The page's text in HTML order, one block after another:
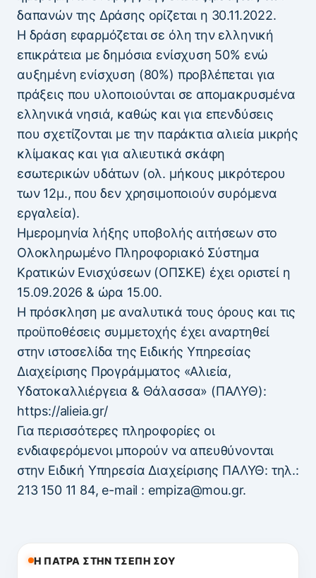
δαπανών της Δράσης ορίζεται η 30.11.2022.
Η δράση εφαρμόζεται σε όλη την ελληνική
επικράτεια με δημόσια ενίσχυση 50% ενώ
αυξημένη ενίσχυση (80%) προβλέπεται για
πράξεις που υλοποιούνται σε απομακρυσμένα
ελληνικά νησιά, καθώς και για επενδύσεις
που σχετίζονται με την παράκτια αλιεία μικρής
κλίμακας και για αλιευτικά σκάφη
εσωτερικών υδάτων (ολ. μήκους μικρότερου
των 12μ., που δεν χρησιμοποιούν συρόμενα
εργαλεία).
Ημερομηνία λήξης υποβολής αιτήσεων στο
Ολοκληρωμένο Πληροφοριακό Σύστημα
Κρατικών Ενισχύσεων (ΟΠΣΚΕ) έχει οριστεί η
15.09.2026 & ώρα 15.00.
Η πρόσκληση με αναλυτικά τους όρους και τις
προϋποθέσεις συμμετοχής έχει αναρτηθεί
στην ιστοσελίδα της Ειδικής Υπηρεσίας
Διαχείρισης Προγράμματος «Αλιεία,
Υδατοκαλλιέργεια & Θάλασσα» (ΠΑΛΥΘ):
https://alieia.gr/
Για περισσότερες πληροφορίες οι
ενδιαφερόμενοι μπορούν να απευθύνονται
στην Ειδική Υπηρεσία Διαχείρισης ΠΑΛΥΘ: τηλ.:
213 150 11 84, e-mail : empiza@mou.gr.
Η ΠΑΤΡΑ ΣΤΗΝ ΤΣΕΠΗ ΣΟΥ